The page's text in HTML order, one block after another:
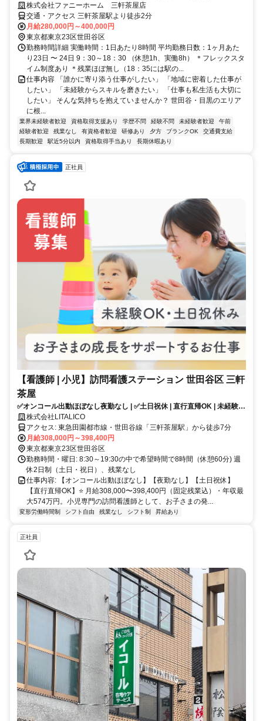
株式会社ファニーホーム 三軒茶屋店
交通・アクセス 三軒茶屋駅より徒歩2分
月給280,000円～400,000円
東京都東京23区世田谷区
勤務時間詳細 実働時間：1日あたり8時間 平均勤務日数：1ヶ月あた
り23日 〜 24日 9：30～18：30 （休憩1h、実働8h） ＊フレックスタ
イム制度あり ＊残業ほぼ無し（18：35には駅の...
仕事内容 「誰かに寄り添う仕事がしたい」 「地域に密着した仕事が
したい」 「未経験からスキルを磨きたい」 「仕事も私生活も大切に
したい」 そんな気持ちを抱えていませんか？ 世田谷・目黒のエリア
に根...
業界未経験者歓迎 資格取得支援あり 学歴不問 経験不問 未経験者歓迎
午前
経験者歓迎
残業なし 有資格者歓迎 研修あり 夕方 ブランクOK
交通費支給
長期歓迎
駅近5分以内 資格取得手当あり 長期休暇あり
正社員
【看護師 | 小児】訪問看護ステーション 世田谷区 三軒
茶屋
✅オンコール出動ほぼなし夜勤なし | ✅土日祝休 | 直行直帰OK | 未経験
OK | お子さまの成長をサポートするお仕事✨
株式会社LITALICO
アクセス: 東急田園都市線・世田谷線「三軒茶屋駅」から徒歩7分
月給308,000円～398,400円
東京都東京23区世田谷区
勤務時間・曜日: 8:30～19:30の中で希望時間で8時間（休憩60分) 週
休2日制（土日・祝日）、残業なし
仕事内容: 【オンコール出動ほぼなし】【夜勤なし】【土日祝休】
【直行直帰OK】⭐️ 月給308,000〜398,400円（固定残業込）・年収最
大574万円。小児専門の訪問看護師として、お子さまの発...
変形労働時間制 シフト自由 残業なし シフト制 昇給あり
正社員